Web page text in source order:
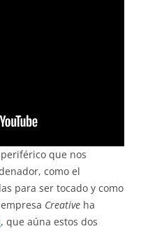
que nos
como el
para ser tocado y como
Creative ha
, que aúna estos dos